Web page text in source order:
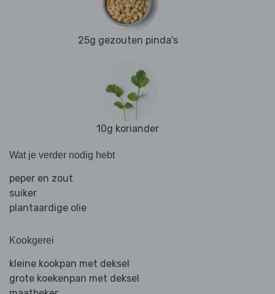
25g gezouten pinda's
10g koriander
Wat je verder nodig hebt
peper en zout
suiker
plantaardige olie
Kookgerei
kleine kookpan met deksel
grote koekenpan met deksel